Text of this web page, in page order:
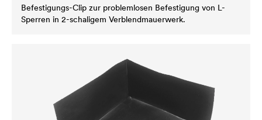
Befestigungs-Clip zur problemlosen Befestigung von L-
Sperren in 2-schaligem Verblendmauerwerk.